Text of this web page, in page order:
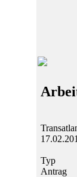
Typ
Antrag